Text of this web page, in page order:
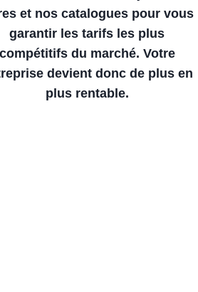
et nos catalogues pour vous
garantir les tarifs les plus
compétitifs du marché. Votre
devient donc de plus en
plus rentable.